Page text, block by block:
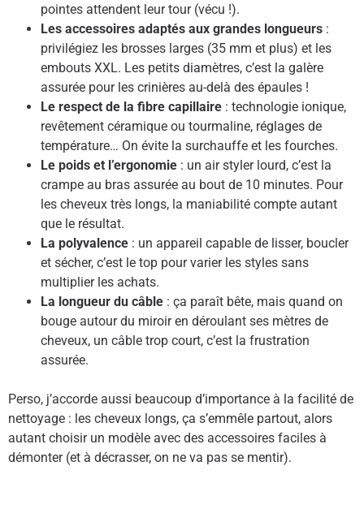
pointes attendent leur tour (vécu !).
Les accessoires adaptés aux grandes longueurs :
privilégiez les brosses larges (35 mm et plus) et les
embouts XXL. Les petits diamètres, c’est la galère
assurée pour les crinières au-delà des épaules !
Le respect de la fibre capillaire : technologie ionique,
revêtement céramique ou tourmaline, réglages de
température… On évite la surchauffe et les fourches.
Le poids et l’ergonomie : un air styler lourd, c’est la
crampe au bras assurée au bout de 10 minutes. Pour
les cheveux très longs, la maniabilité compte autant
que le résultat.
La polyvalence : un appareil capable de lisser, boucler
et sécher, c’est le top pour varier les styles sans
multiplier les achats.
La longueur du câble : ça paraît bête, mais quand on
bouge autour du miroir en déroulant ses mètres de
cheveux, un câble trop court, c’est la frustration
assurée.
Perso, j’accorde aussi beaucoup d’importance à la facilité de
nettoyage : les cheveux longs, ça s’emmêle partout, alors
autant choisir un modèle avec des accessoires faciles à
démonter (et à décrasser, on ne va pas se mentir).